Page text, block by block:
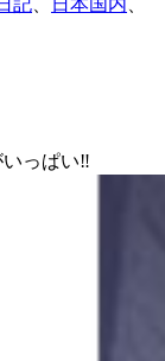
記 日本国内
っぱい‼︎